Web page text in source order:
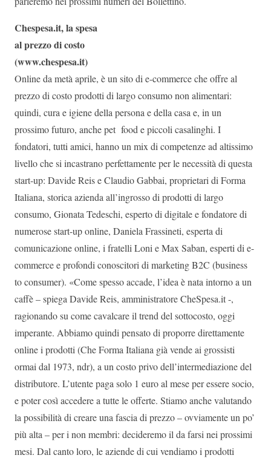
Chespesa.it, la spesa
al prezzo di costo
(www.chespesa.it)
Online da metà aprile, è un sito di e-commerce che offre al
prezzo di costo prodotti di largo consumo non alimentari:
quindi, cura e igiene della persona e della casa e, in un
prossimo futuro, anche pet food e piccoli casalinghi. I
fondatori, tutti amici, hanno un mix di competenze ad altissimo
livello che si incastrano perfettamente per le necessità di questa
start-up: Davide Reis e Claudio Gabbai, proprietari di Forma
Italiana, storica azienda all’ingrosso di prodotti di largo
consumo, Gionata Tedeschi, esperto di digitale e fondatore di
numerose start-up online, Daniela Frassineti, esperta di
comunicazione online, i fratelli Loni e Max Saban, esperti di e-
commerce e profondi conoscitori di marketing B2C (business
to consumer). «Come spesso accade, l’idea è nata intorno a un
caffè – spiega Davide Reis, amministratore CheSpesa.it -,
ragionando su come cavalcare il trend del sottocosto, oggi
imperante. Abbiamo quindi pensato di proporre direttamente
online i prodotti (Che Forma Italiana già vende ai grossisti
ormai dal 1973, ndr), a un costo privo dell’intermediazione del
distributore. L’utente paga solo 1 euro al mese per essere socio,
e poter così accedere a tutte le offerte. Stiamo anche valutando
la possibilità di creare una fascia di prezzo – ovviamente un po’
più alta – per i non membri: decideremo il da farsi nei prossimi
mesi. Dal canto loro, le aziende di cui vendiamo i prodotti